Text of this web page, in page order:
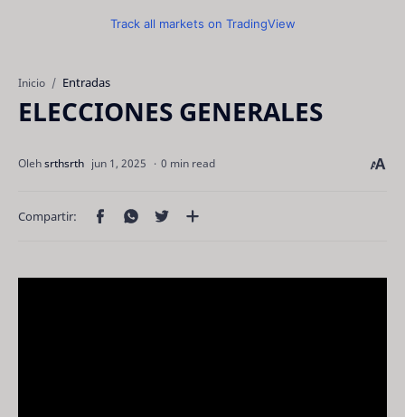
Track all markets on TradingView
Inicio Entradas
ELECCIONES GENERALES
0 min read